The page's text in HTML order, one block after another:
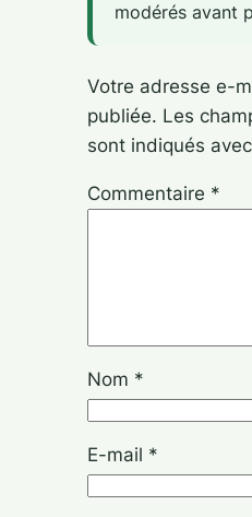
modérés avant
Votre adresse e-
publiée. Les
sont indiqués avec
Commentaire *
Nom *
E-mail *